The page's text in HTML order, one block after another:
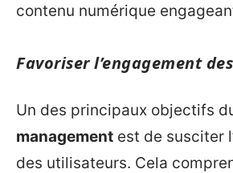
contenu numérique
Favoriser l’engagement
Un des principaux objectifs
management est de susciter
des utilisateurs. Cela